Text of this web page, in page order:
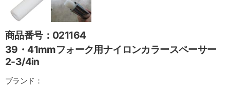
商品番号：021164
39・41mmフォーク用ナイロンカラースペーサー
2-3/4in
ブランド：